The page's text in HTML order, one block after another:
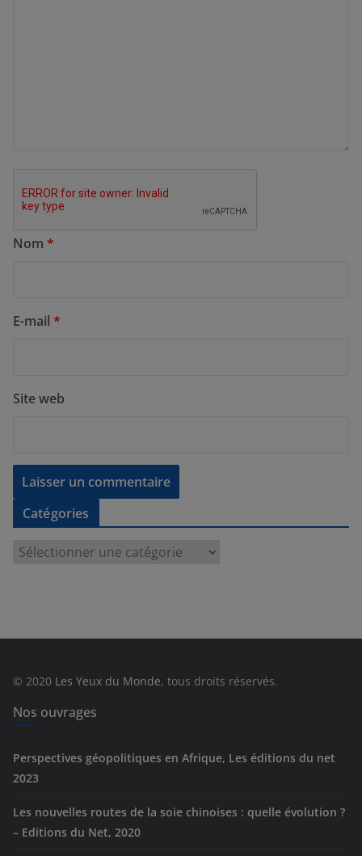
Nom *
E-mail *
Site web
Catégories
e
© 2020 Les Yeux du Monde, tous droits réservés.
Nos ouvrages
Perspectives géopolitiques en Afrique, Les éditions du net
2023
Les nouvelles routes de la soie chinoises : quelle évolution ?
– Editions du Net, 2020